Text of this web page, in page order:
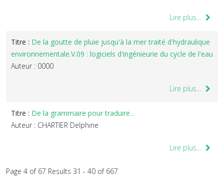
Lire plus...
Titre : De la goutte de pluie jusqu'à la mer traité d'hydraulique
environnementale.V.09 : logiciels d'ingénieurie du cycle de l'eau
Auteur : 0000
Lire plus...
Titre : De la grammaire pour traduire .
Auteur : CHARTIER Delphine
Lire plus...
Page 4 of 67 Results 31 - 40 of 667